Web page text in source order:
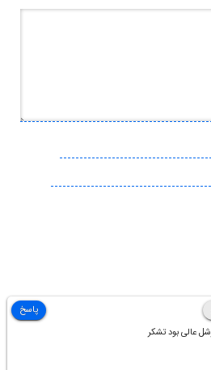
عالی بود تشکر
پاسخ